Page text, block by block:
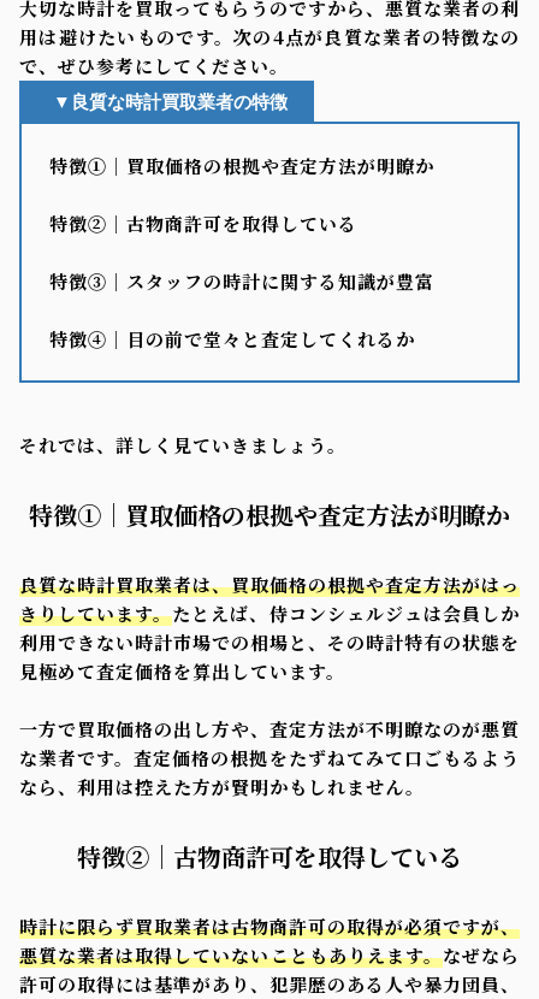
大切な時計を買取ってもらうのですから、悪質な業者の利
用は避けたいものです。次の4点が良質な業者の特徴なの
で、ぜひ参考にしてください。
▼良質な時計買取業者の特徴
特徴①｜買取価格の根拠や査定方法が明瞭か
特徴②｜古物商許可を取得している
特徴③｜スタッフの時計に関する知識が豊富
特徴④｜目の前で堂々と査定してくれるか
それでは、詳しく見ていきましょう。
特徴①｜買取価格の根拠や査定方法が明瞭か
良質な時計買取業者は、買取価格の根拠や査定方法がはっ
きりしています。たとえば、侍コンシェルジュは会員しか
利用できない時計市場での相場と、その時計特有の状態を
見極めて査定価格を算出しています。
一方で買取価格の出し方や、査定方法が不明瞭なのが悪質
な業者です。査定価格の根拠をたずねてみて口ごもるよう
なら、利用は控えた方が賢明かもしれません。
特徴②｜古物商許可を取得している
時計に限らず買取業者は古物商許可の取得が必須ですが、
悪質な業者は取得していないこともありえます。なぜなら
許可の取得には基準があり、犯罪歴のある人や暴力団員、